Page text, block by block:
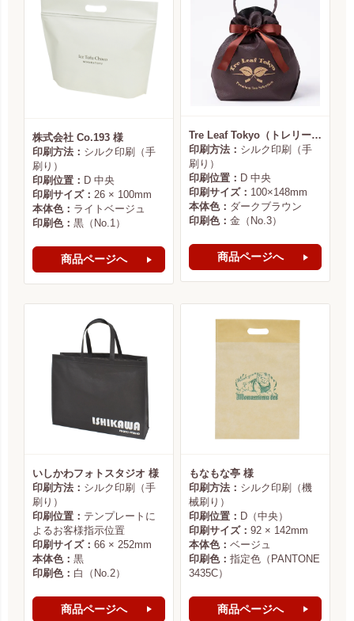
株式会社 Co.193 様
印刷方法： シルク印刷（手
刷り）
印刷位置： D 中央
印刷サイズ： 26 × 100mm
本体色： ライトベージュ
印刷色： 黒（No.1）
商品ページへ
Tre Leaf Tokyo（トレリーフ東京） 様
印刷方法： シルク印刷（手
刷り）
印刷位置： D 中央
印刷サイズ： 100×148mm
本体色： ダークブラウン
印刷色： 金（No.3）
商品ページへ
いしかわフォトスタジオ 様
印刷方法： シルク印刷（手
刷り）
印刷位置： テンプレートに
よるお客様指示位置
印刷サイズ： 66 × 252mm
本体色： 黒
印刷色： 白（No.2）
商品ページへ
もなもな亭 様
印刷方法： シルク印刷（機
械刷り）
印刷位置： D（中央）
印刷サイズ： 92 × 142mm
本体色： ベージュ
印刷色： 指定色（PANTONE
3435C）
商品ページへ